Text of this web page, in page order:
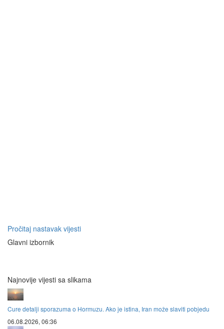
Pročitaj nastavak vijesti
Glavni izbornik
Najnovije vijesti sa slikama
Cure detalji sporazuma o Hormuzu. Ako je istina, Iran može slaviti pobjedu
06.08.2026, 06:36